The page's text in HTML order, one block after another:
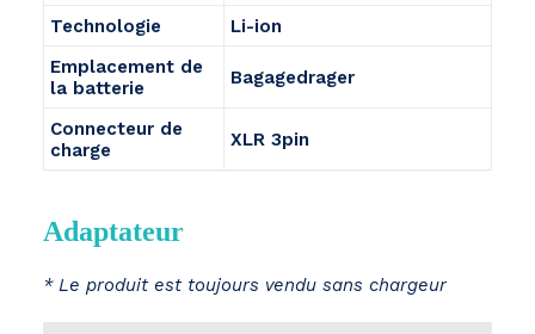
Technologie
Li-ion
Emplacement de
la batterie
Bagagedrager
Connecteur de
charge
XLR 3pin
Adaptateur
* Le produit est toujours vendu sans chargeur